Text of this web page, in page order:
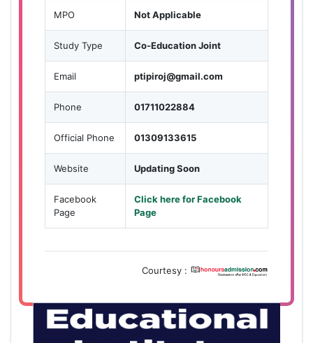
MPO Not Applicable
Study Type Co-Education Joint
Email ptipiroj@gmail.com
Phone 01711022884
Official Phone 01309133615
Website Updating Soon
Facebook
Page
Click here for Facebook
Page
Courtesy :